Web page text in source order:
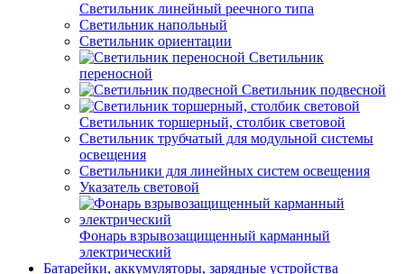
Светильник линейный реечного типа
Светильник напольный
Светильник ориентации
Светильник
переносной
Светильник подвесной
Светильник торшерный, столбик световой
Светильник трубчатый для модульной системы
освещения
Светильники для линейных систем освещения
Указатель световой
Фонарь взрывозащищенный карманный
электрический
Батарейки, аккумуляторы, зарядные устройства